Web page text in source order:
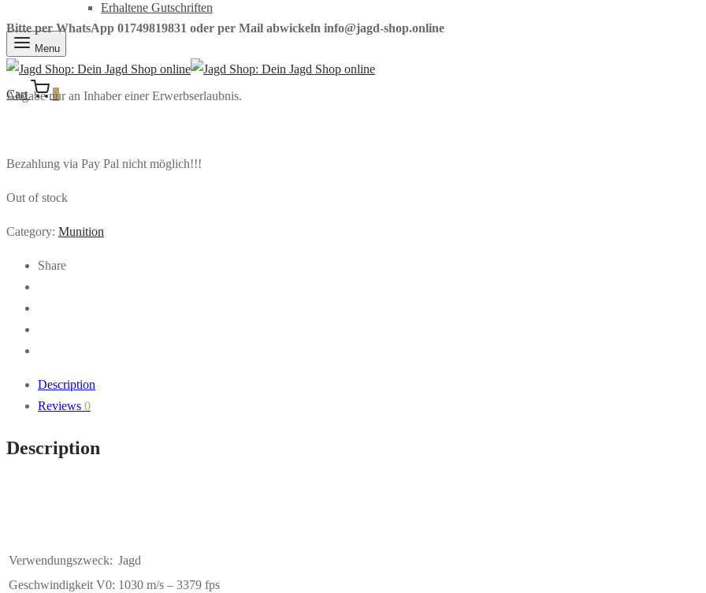
Erhaltene Gutschriften
Menu
Cart 0
Bitte per WhatsApp 01749819831 oder per Mail abwickeln info@jagd-shop.online
Abgabe nur an Inhaber einer Erwerbserlaubnis.
Bezahlung via Pay Pal nicht möglich!!!
Out of stock
Category: Munition
Share
Description
Reviews 0
Description
Verwendungszweck: Jagd
Geschwindigkeit V0: 1030 m/s – 3379 fps